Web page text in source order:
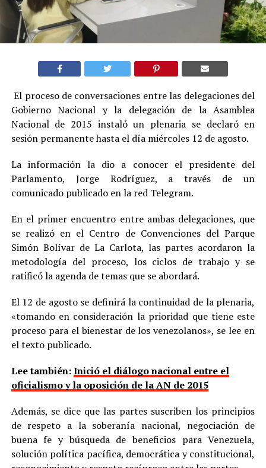
El proceso de conversaciones entre las delegaciones del
Gobierno Nacional y la delegación de la Asamblea
Nacional de 2015 instaló un plenaria se declaró en
sesión permanente hasta el día miércoles 12 de agosto.
La información la dio a conocer el presidente del
Parlamento, Jorge Rodríguez, a través de un
comunicado publicado en la red Telegram.
En el primer encuentro entre ambas delegaciones, que
se realizó en el Centro de Convenciones del Parque
Simón Bolívar de La Carlota, las partes acordaron la
metodología del proceso, los ciclos de trabajo y se
ratificó la agenda de temas que se abordará.
El 12 de agosto se definirá la continuidad de la plenaria,
«tomando en consideración la prioridad que tiene este
proceso para el bienestar de los venezolanos», se lee en
el texto publicado.
Lee también:Inició el diálogo nacional entre el
oficialismo y la oposición de la AN de 2015
Además, se dice que las partes suscriben los principios
de respeto a la soberanía nacional, negociación de
buena fe y búsqueda de beneficios para Venezuela,
solución política pacífica, democrática y constitucional,